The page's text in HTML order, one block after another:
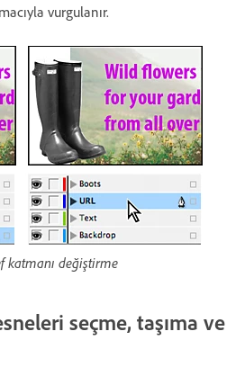
vurgulanır.
katmanı değiştirme
seçme, taşıma ve